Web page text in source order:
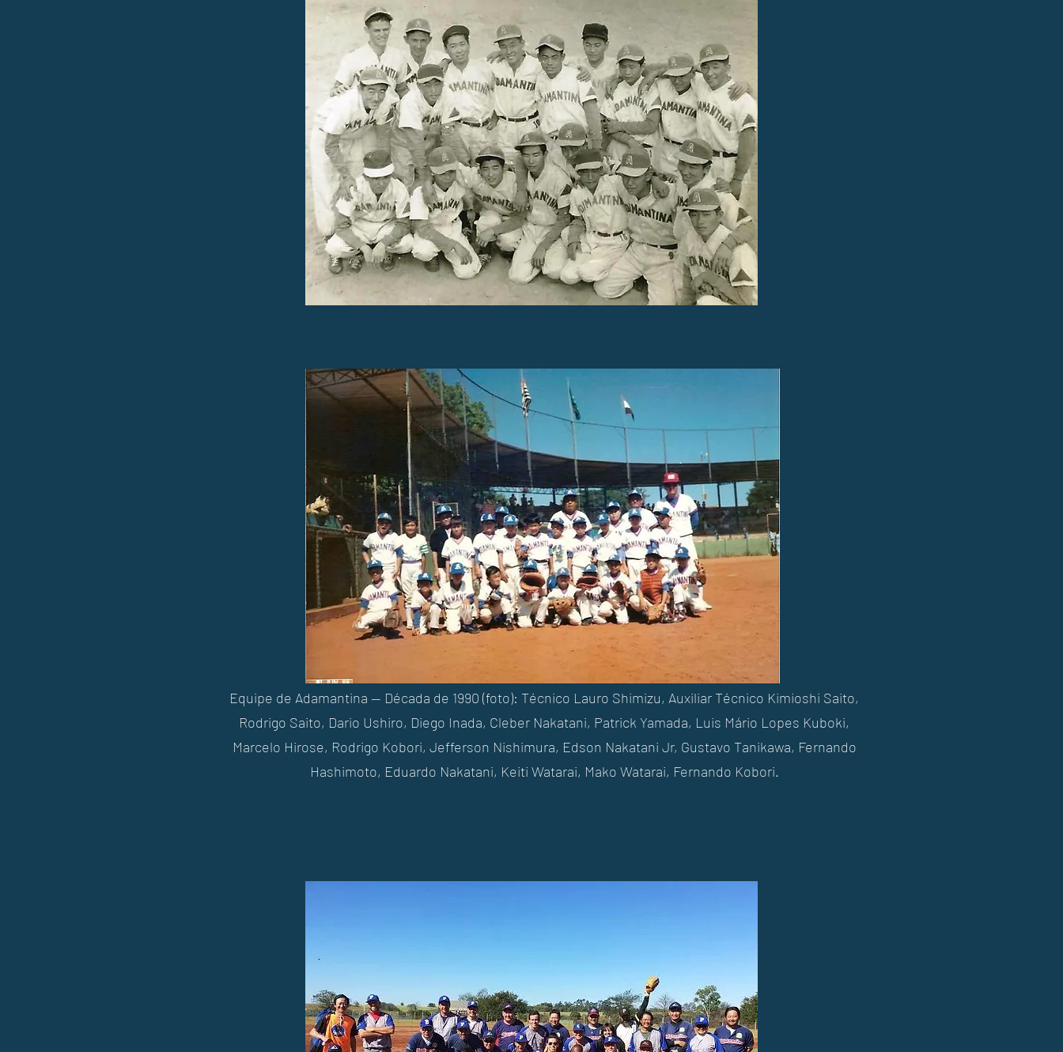
Equipe de Adamantina — Década de 1990 (foto): Técnico Lauro Shimizu, Auxiliar Técnico Kimioshi Saito,
Rodrigo Saito, Dario Ushiro, Diego Inada, Cleber Nakatani, Patrick Yamada, Luis Mário Lopes Kuboki,
Marcelo Hirose, Rodrigo Kobori, Jefferson Nishimura, Edson Nakatani Jr, Gustavo Tanikawa, Fernando
Hashimoto, Eduardo Nakatani, Keiti Watarai, Mako Watarai, Fernando Kobori.